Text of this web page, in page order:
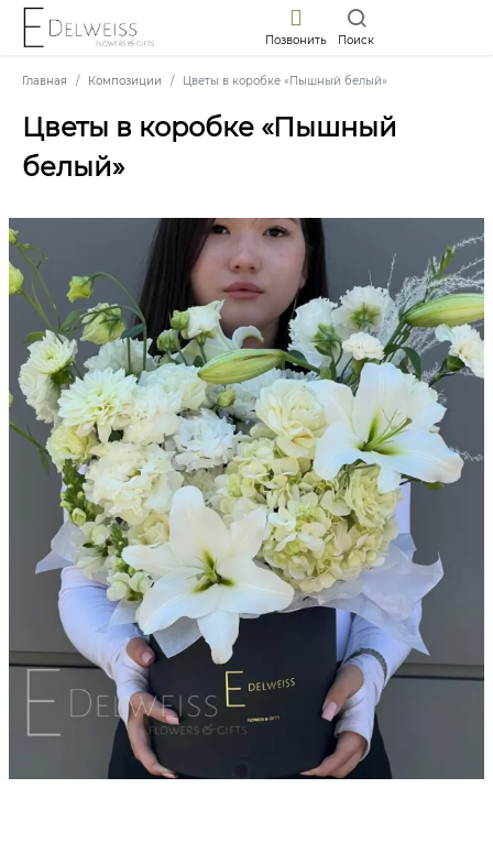
Позвонить Поиск
Главная Композиции Цветы в коробке «Пышный белый»
Цветы в коробке «Пышный
белый»